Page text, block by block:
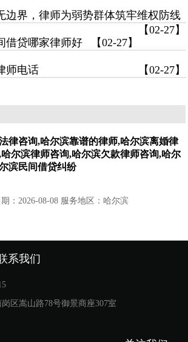
边界，律师为弱势群体筑牢维权防线
【02-27】
借贷哪家律师好
【02-27】
师电话 【02-27】
律咨询,哈尔滨靠谱的律师,哈尔滨离婚律
尔滨律师咨询,哈尔滨欠款律师咨询,哈尔
滨民间借贷纠纷
：2026-08-08 服务地区：哈尔滨
系我们
区嵩山路78号御景商座307室